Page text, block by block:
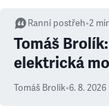
Ranní postřeh•2
Tomáš
elektrická
Tomáš Brolík•6. 8. 2026